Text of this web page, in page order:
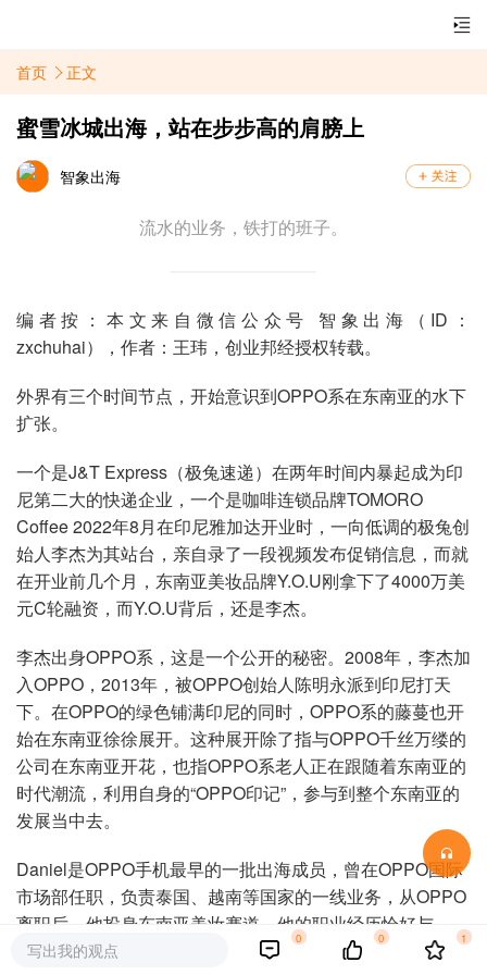
首页 正文
蜜雪冰城出海，站在步步高的肩膀上
智象出海
流水的业务，铁打的班子。
编者按：本文来自微信公众号 智象出海（ID：
zxchuhai），作者：王玮，创业邦经授权转载。
外界有三个时间节点，开始意识到OPPO系在东南亚的水下
扩张。
一个是J&T Express（极兔速递）在两年时间内暴起成为印
尼第二大的快递企业，一个是咖啡连锁品牌TOMORO
Coffee 2022年8月在印尼雅加达开业时，一向低调的极兔创
始人李杰为其站台，亲自录了一段视频发布促销信息，而就
在开业前几个月，东南亚美妆品牌Y.O.U刚拿下了4000万美
元C轮融资，而Y.O.U背后，还是李杰。
李杰出身OPPO系，这是一个公开的秘密。2008年，李杰加
入OPPO，2013年，被OPPO创始人陈明永派到印尼打天
下。在OPPO的绿色铺满印尼的同时，OPPO系的藤蔓也开
始在东南亚徐徐展开。这种展开除了指与OPPO千丝万缕的
公司在东南亚开花，也指OPPO系老人正在跟随着东南亚的
时代潮流，利用自身的“OPPO印记”，参与到整个东南亚的
发展当中去。
Daniel是OPPO手机最早的一批出海成员，曾在OPPO国际
市场部任职，负责泰国、越南等国家的一线业务，从OPPO
离职后，他投身东南亚美妆赛道。他的职业经历恰好与
OPPO系的扩张路线相呼应。
写出我的观点
0 0 1